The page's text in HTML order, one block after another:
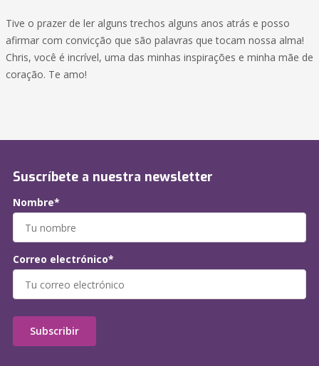
Tive o prazer de ler alguns trechos alguns anos atrás e posso
afirmar com convicção que são palavras que tocam nossa alma!
Chris, você é incrível, uma das minhas inspirações e minha mãe de
coração. Te amo!
Suscríbete a nuestra newsletter
Nombre*
Correo electrónico*
Subscribir